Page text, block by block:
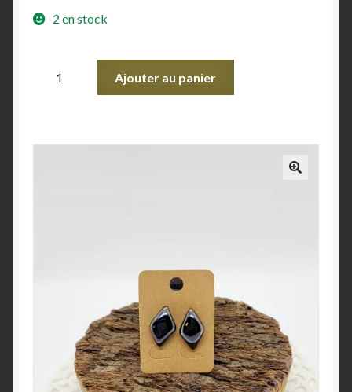
2 en stock
Ajouter au panier